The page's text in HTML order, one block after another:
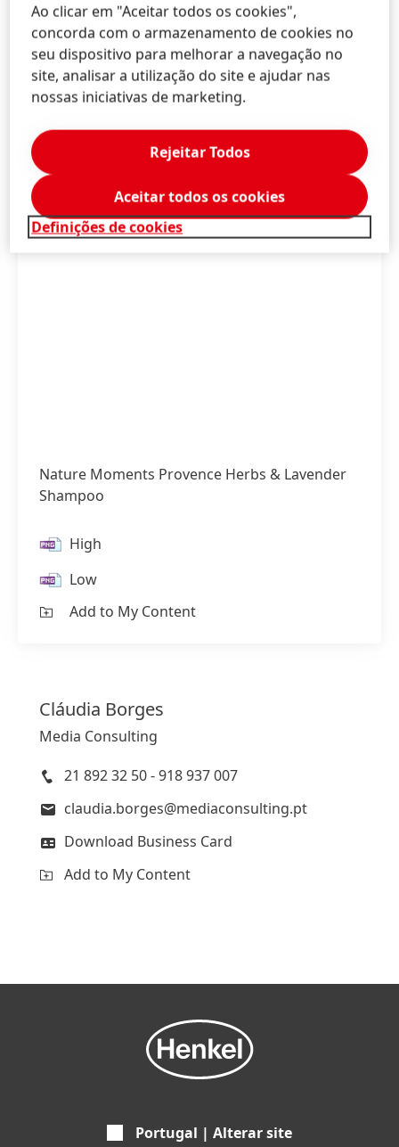
Nature Moments Provence Herbs & Lavender
Shampoo
High
Low
Add to My Content
Cláudia Borges
Media Consulting
21 892 32 50 - 918 937 007
claudia.borges@mediaconsulting.pt
Download Business Card
Add to My Content
Portugal | Alterar site
Ao clicar em "Aceitar todos os cookies",
concorda com o armazenamento de cookies no
seu dispositivo para melhorar a navegação no
site, analisar a utilização do site e ajudar nas
nossas iniciativas de marketing.
Definições de cookies
Rejeitar Todos
Aceitar todos os cookies